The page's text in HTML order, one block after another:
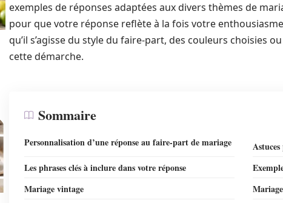
exemples de réponses adaptées aux divers thèmes de
pour que votre réponse reflète à la fois votre
qu’il s’agisse du style du faire-part, des couleurs choisies
cette démarche.
Sommaire
Personnalisation d’une réponse au faire-part de mariage
Les phrases clés à inclure dans votre réponse
Mariage vintage